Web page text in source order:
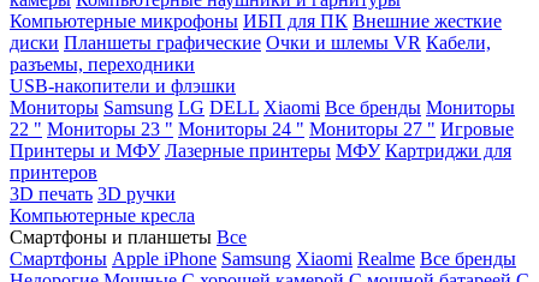
Компьютерные микрофоны ИБП для ПК Внешние жесткие
диски Планшеты графические Очки и шлемы VR Кабели,
разъемы, переходники
USB-накопители и флэшки
Мониторы Samsung LG DELL Xiaomi Все бренды Мониторы
22 " Мониторы 23 " Мониторы 24 " Мониторы 27 " Игровые
Принтеры и МФУ Лазерные принтеры МФУ Картриджи для
принтеров
3D печать 3D ручки
Компьютерные кресла
Смартфоны и планшеты Все
Смартфоны Apple iPhone Samsung Xiaomi Realme Все бренды